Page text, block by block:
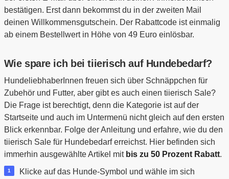
bestätigen. Erst dann bekommst du in der zweiten Mail
deinen Willkommensgutschein. Der Rabattcode ist einmalig
ab einem Bestellwert in Höhe von 49 Euro einlösbar.
Wie spare ich bei tiierisch auf Hundebedarf?
HundeliebhaberInnen freuen sich über Schnäppchen für
Zubehör und Futter, aber gibt es auch einen tiierisch Sale?
Die Frage ist berechtigt, denn die Kategorie ist auf der
Startseite und auch im Untermenü nicht gleich auf den ersten
Blick erkennbar. Folge der Anleitung und erfahre, wie du den
tiierisch Sale für Hundebedarf erreichst. Hier befinden sich
immerhin ausgewählte Artikel mit bis zu 50 Prozent Rabatt.
Klicke auf das Hunde-Symbol und wähle im sich